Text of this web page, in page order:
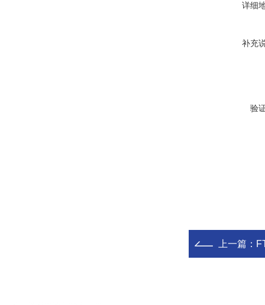
详细
补充
验
上一篇：